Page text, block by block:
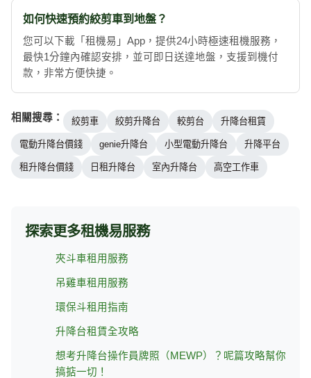
如何快速預約絞剪車到地盤？
您可以下載「租機易」App，提供24小時極速租機服務，
最快1分鐘內確認安排，並可即日送達地盤，支援到機付
款，非常方便快捷。
相關搜尋： 絞剪車 絞剪升降台 較剪台 升降台租賃
電動升降台價錢 genie升降台 小型電動升降台 升降平台
租升降台價錢 日租升降台 室內升降台 高空工作車
探索更多租機易服務
夾斗車租用服務
吊雞車租用服務
環保斗租用指南
升降台租賃全攻略
想考升降台操作員牌照（MEWP）？呢篇攻略幫你
搞掂一切！